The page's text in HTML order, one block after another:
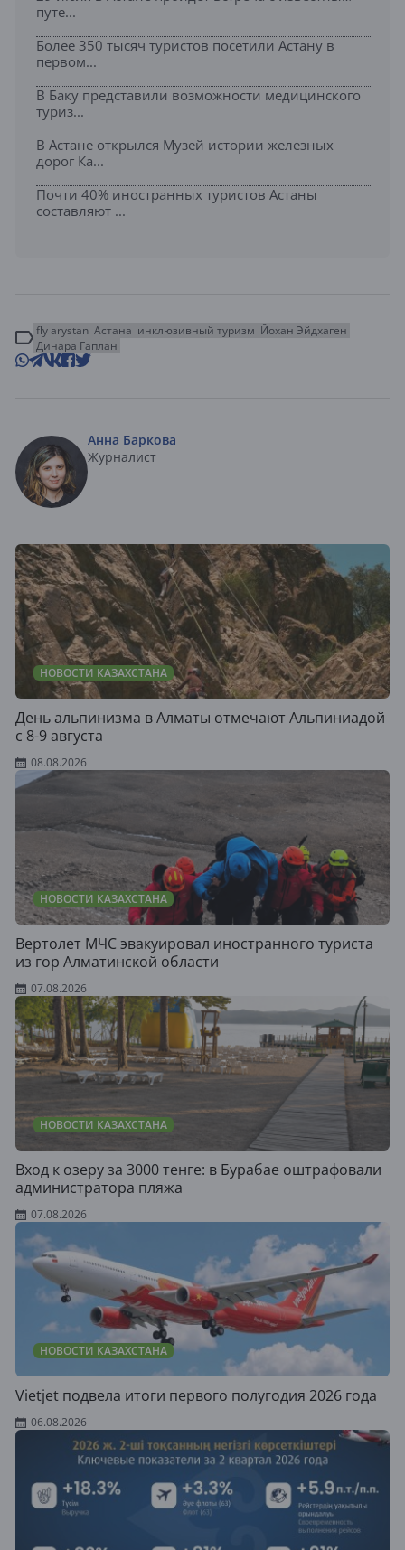
путе...
Более 350 тысяч туристов посетили Астану в
первом...
В Баку представили возможности медицинского
туриз...
В Астане открылся Музей истории железных
дорог Ка...
Почти 40% иностранных туристов Астаны
составляют ...
fly arystan Астана инклюзивный туризм Йохан Эйдхаген
Динара Гаплан
Анна Баркова
Журналист
НОВОСТИ КАЗАХСТАНА
День альпинизма в Алматы отмечают Альпиниадой
с 8-9 августа
08.08.2026
НОВОСТИ КАЗАХСТАНА
Вертолет МЧС эвакуировал иностранного туриста
из гор Алматинской области
07.08.2026
НОВОСТИ КАЗАХСТАНА
Вход к озеру за 3000 тенге: в Бурабае оштрафовали
администратора пляжа
07.08.2026
НОВОСТИ КАЗАХСТАНА
Vietjet подвела итоги первого полугодия 2026 года
06.08.2026